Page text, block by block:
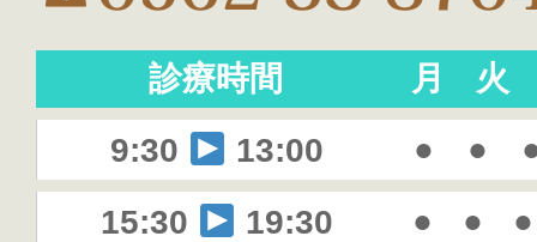
診療時間 月
火
9:30
13:00 ● ●
15:30
19:30 ● ● ●